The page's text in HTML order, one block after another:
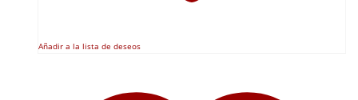
Añadir a la lista de deseos